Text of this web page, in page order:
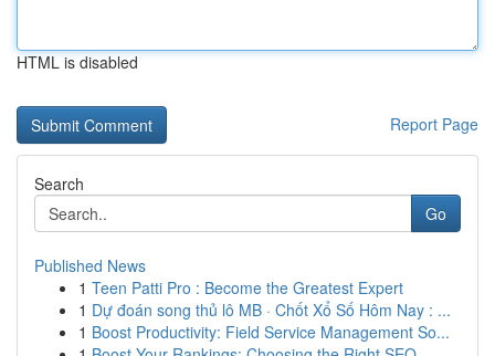
HTML is disabled
Report Page
Search
Go
Published News
1 Teen Patti Pro : Become the Greatest Expert
1 Dự đoán song thủ lô MB · Chốt Xổ Số Hôm Nay : ...
1 Boost Productivity: Field Service Management So...